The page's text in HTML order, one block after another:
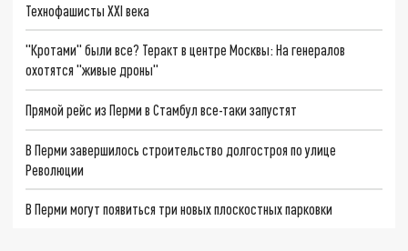
Технофашисты XXI века
"Кротами" были все? Теракт в центре Москвы: На генералов
охотятся "живые дроны"
Прямой рейс из Перми в Стамбул все-таки запустят
В Перми завершилось строительство долгостроя по улице
Революции
В Перми могут появиться три новых плоскостных парковки